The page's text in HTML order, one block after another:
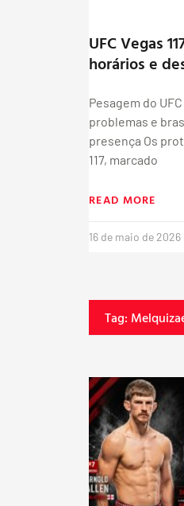
UFC Vegas
horários e
Pesagem do
problemas e
presença Os
117, marcado
READ MORE
16 de maio de 2026
Tag: